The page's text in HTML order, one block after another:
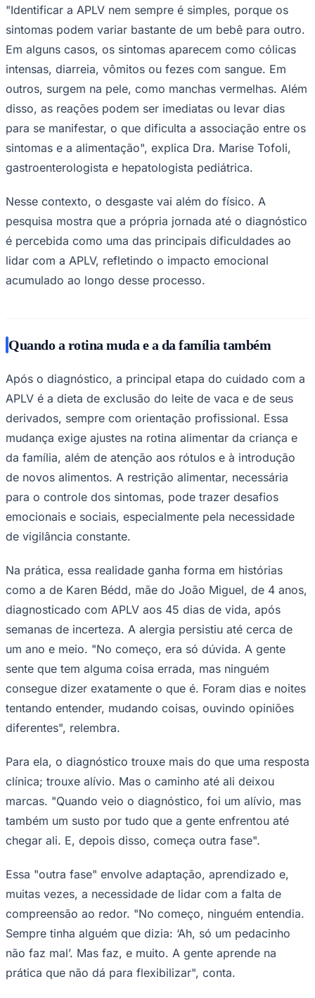
Corinthians
Palmeiras
São Paulo
"Identificar a APLV nem sempre é simples, porque os
sintomas podem variar bastante de um bebê para outro.
Em alguns casos, os sintomas aparecem como cólicas
intensas, diarreia, vômitos ou fezes com sangue. Em
outros, surgem na pele, como manchas vermelhas. Além
disso, as reações podem ser imediatas ou levar dias
para se manifestar, o que dificulta a associação entre os
sintomas e a alimentação", explica Dra. Marise Tofoli,
gastroenterologista e hepatologista pediátrica.
Nesse contexto, o desgaste vai além do físico. A
pesquisa mostra que a própria jornada até o diagnóstico
é percebida como uma das principais dificuldades ao
lidar com a APLV, refletindo o impacto emocional
acumulado ao longo desse processo.
Quando a rotina muda e a da família também
Após o diagnóstico, a principal etapa do cuidado com a
APLV é a dieta de exclusão do leite de vaca e de seus
derivados, sempre com orientação profissional. Essa
mudança exige ajustes na rotina alimentar da criança e
da família, além de atenção aos rótulos e à introdução
de novos alimentos. A restrição alimentar, necessária
para o controle dos sintomas, pode trazer desafios
emocionais e sociais, especialmente pela necessidade
de vigilância constante.
Na prática, essa realidade ganha forma em histórias
como a de Karen Bédd, mãe do João Miguel, de 4 anos,
diagnosticado com APLV aos 45 dias de vida, após
semanas de incerteza. A alergia persistiu até cerca de
um ano e meio. "No começo, era só dúvida. A gente
sente que tem alguma coisa errada, mas ninguém
consegue dizer exatamente o que é. Foram dias e noites
tentando entender, mudando coisas, ouvindo opiniões
diferentes", relembra.
Para ela, o diagnóstico trouxe mais do que uma resposta
clínica; trouxe alívio. Mas o caminho até ali deixou
marcas. "Quando veio o diagnóstico, foi um alívio, mas
também um susto por tudo que a gente enfrentou até
chegar ali. E, depois disso, começa outra fase".
Essa "outra fase" envolve adaptação, aprendizado e,
muitas vezes, a necessidade de lidar com a falta de
compreensão ao redor. "No começo, ninguém entendia.
Sempre tinha alguém que dizia: ‘Ah, só um pedacinho
não faz mal’. Mas faz, e muito. A gente aprende na
prática que não dá para flexibilizar", conta.